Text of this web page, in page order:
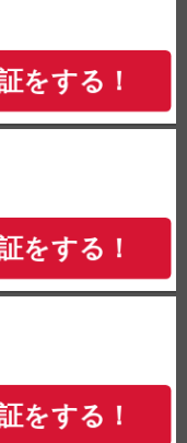
をする！
をする！
をする！